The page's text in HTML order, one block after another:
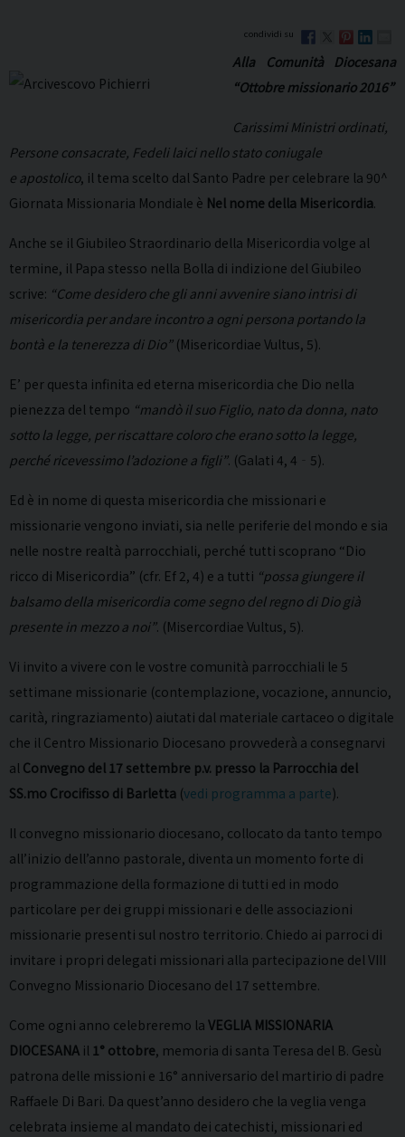
Alla Comunità Diocesana
“Ottobre missionario 2016”
Carissimi Ministri ordinati,
Persone consacrate, Fedeli laici nello stato coniugale
e apostolico, il tema scelto dal Santo Padre per celebrare la 90^
Giornata Missionaria Mondiale è Nel nome della Misericordia.
Anche se il Giubileo Straordinario della Misericordia volge al
termine, il Papa stesso nella Bolla di indizione del Giubileo
scrive: “Come desidero che gli anni avvenire siano intrisi di
misericordia per andare incontro a ogni persona portando la
bontà e la tenerezza di Dio”(Misericordiae Vultus, 5).
E’ per questa infinita ed eterna misericordia che Dio nella
pienezza del tempo “mandò il suo Figlio, nato da donna, nato
sotto la legge, per riscattare coloro che erano sotto la legge,
perché ricevessimo l’adozione a figli”. (Galati 4, 4‐5).
Ed è in nome di questa misericordia che missionari e
missionarie vengono inviati, sia nelle periferie del mondo e sia
nelle nostre realtà parrocchiali, perché tutti scoprano “Dio
ricco di Misericordia” (cfr. Ef 2, 4) e a tutti “possa giungere il
balsamo della misericordia come segno del regno di Dio già
presente in mezzo a noi”. (Misercordiae Vultus, 5).
Vi invito a vivere con le vostre comunità parrocchiali le 5
settimane missionarie (contemplazione, vocazione, annuncio,
carità, ringraziamento) aiutati dal materiale cartaceo o digitale
che il Centro Missionario Diocesano provvederà a consegnarvi
al Convegno del 17 settembre p.v. presso la Parrocchia del
SS.mo Crocifisso di Barletta (vedi programma a parte).
Il convegno missionario diocesano, collocato da tanto tempo
all’inizio dell’anno pastorale, diventa un momento forte di
programmazione della formazione di tutti ed in modo
particolare per dei gruppi missionari e delle associazioni
missionarie presenti sul nostro territorio. Chiedo ai parroci di
invitare i propri delegati missionari alla partecipazione del VIII
Convegno Missionario Diocesano del 17 settembre.
Come ogni anno celebreremo la VEGLIA MISSIONARIA
DIOCESANA il 1° ottobre, memoria di santa Teresa del B. Gesù
patrona delle missioni e 16° anniversario del martirio di padre
Raffaele Di Bari. Da quest’anno desidero che la veglia venga
celebrata insieme al mandato dei catechisti, missionari ed